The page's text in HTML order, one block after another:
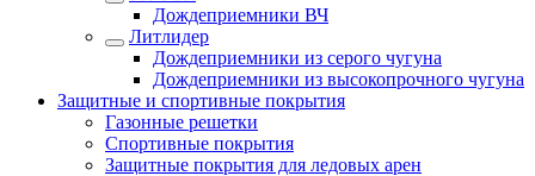
Дождеприемники ВЧ
Литлидер
Дождеприемники из серого чугуна
Дождеприемники из высокопрочного чугуна
Защитные и спортивные покрытия
Газонные решетки
Спортивные покрытия
Защитные покрытия для ледовых арен